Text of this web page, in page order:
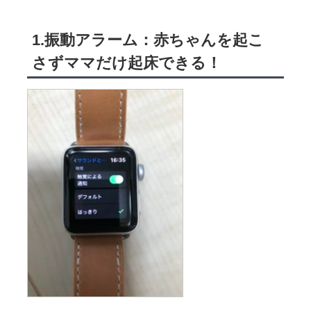
1.振動アラーム：赤ちゃんを起こ
さずママだけ起床できる！